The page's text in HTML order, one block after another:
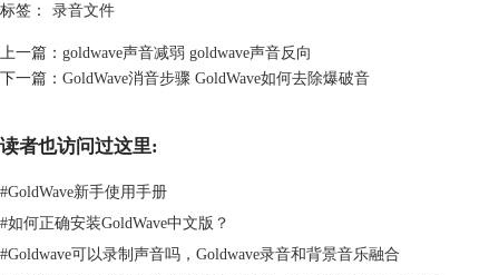
项框，这里可以选择录音的音源设备，如果使用麦克风进行录制则在下拉
菜单中选择【麦克风 (Realtek High DefinitionAudion)】选项，如果要录制
电脑内的声音就在下拉菜单中选择【LOOPBACK 扬声器(Realtek High
标签： 录音文件
上一篇： goldwave声音减弱 goldwave声音反向
下一篇： GoldWave消音步骤 GoldWave如何去除爆破音
读者也访问过这里:
#GoldWave新手使用手册
#如何正确安装GoldWave中文版？
#Goldwave可以录制声音吗，Goldwave录音和背景音乐融合